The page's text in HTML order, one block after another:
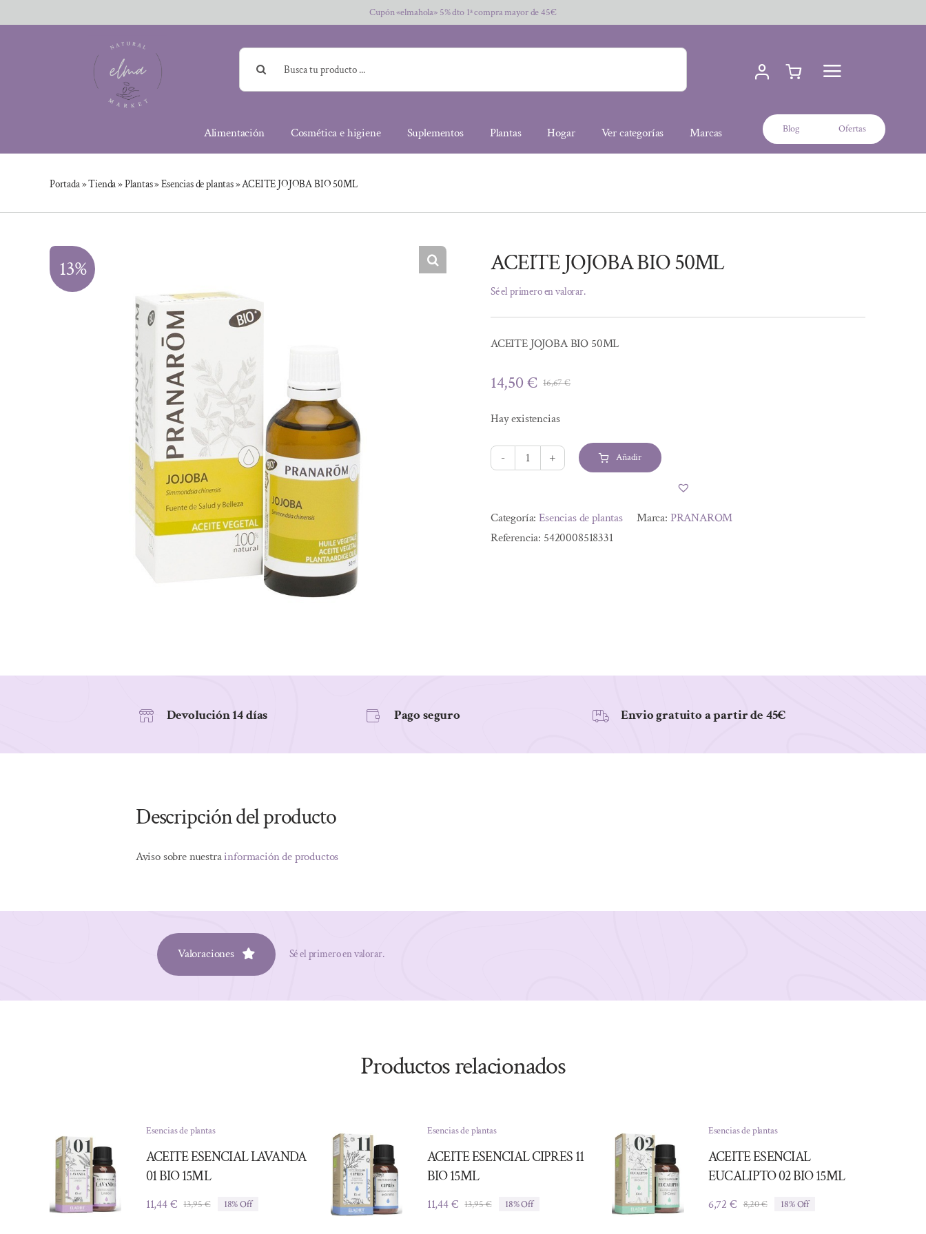
al
Cupón «elmahola» 5% dto 1ª compra mayor de 45€
Buscar:
Alimentación Cosmética e higiene Suplementos Plantas Hogar Ver categorías Marcas Blog Ofertas
Portada»Tienda»Plantas»Esencias de plantas»ACEITE JOJOBA BIO 50ML
13% ACEITE JOJOBA BIO 50ML
Sé el primero en valorar.
ACEITE JOJOBA BIO 50ML
16,67€El
era:
16,67 €.
14,50€
El
es:
14,50 €.
Hay existencias
ACEITE
50ML
cantidad
Añadir
Categoría:Esencias de plantas Marca: PRANAROM
Referencia: 5420008518331
Devolución 14 días Pago seguro Envio gratuito a partir de 45€
Descripción del producto
Aviso sobre nuestrainformación de productos
Valoraciones Sé el primero en valorar.
Productos relacionados
Esencias de plantas
ACEITE ESENCIAL LAVANDA
01 BIO 15ML
13,95€El
11,44€
El
18% Off
Esencias de plantas
ACEITE ESENCIAL CIPRES 11
BIO 15ML
13,95€El
11,44€
El
18% Off
Esencias de plantas
ACEITE ESENCIAL
EUCALIPTO 02 BIO 15ML
8,20€El
6,72 €
El
18% Off